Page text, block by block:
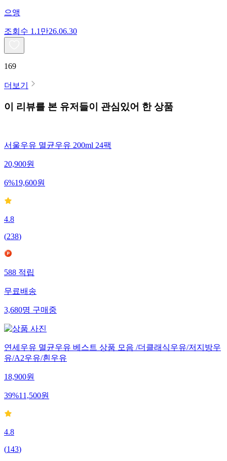
으앵
조회수 1.1만26.06.30
169
더보기
이 리뷰를 본 유저들이 관심있어 한 상품
서울우유 멸균우유 200ml 24팩
20,900원
6%19,600원
4.8
(238)
588적립
무료배송
3,680명구매중
연세우유 멸균우유 베스트 상품 모음 /더클래식우유/저지방우
유/A2우유/흰우유
18,900원
39%11,500원
4.8
(143)